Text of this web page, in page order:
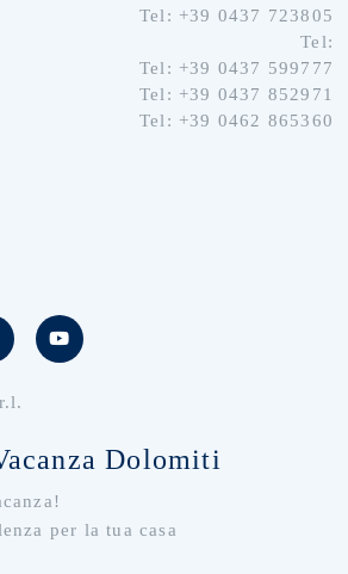
Tel: +39 0437 723805
Tel:
Tel: +39 0437 599777
Tel: +39 0437 852971
Tel: +39 0462 865360
Dolomiti
per la tua casa